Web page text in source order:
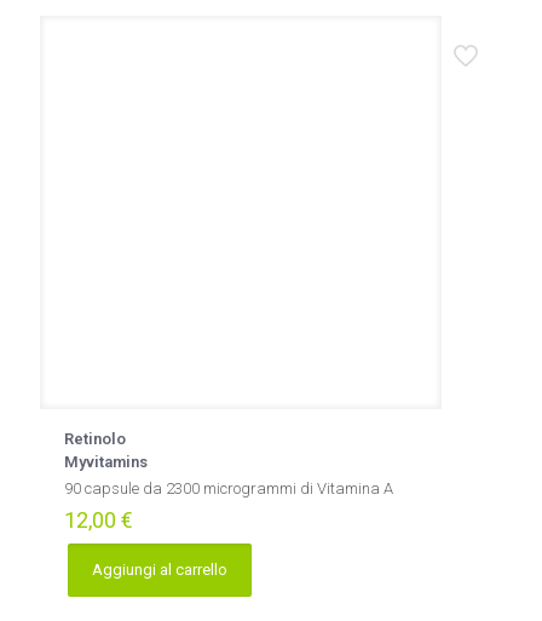
Retinolo
Myvitamins
90 capsule da 2300 microgrammi di Vitamina A
12,00 €
Aggiungi al carrello